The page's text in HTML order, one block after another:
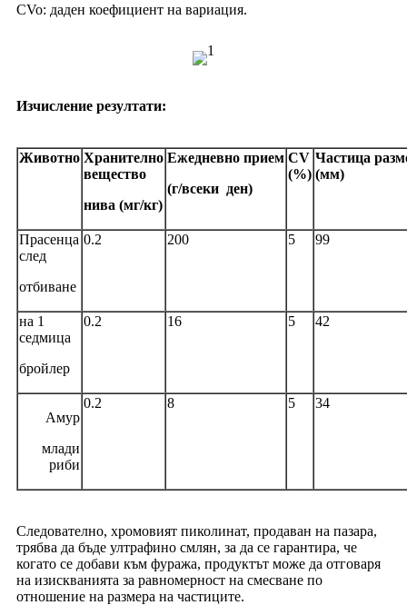
CVo: даден коефициент на вариация.
Изчисление резултати:
Животно Хранително
вещество
нива (мг/кг)
Ежедневно прием
(г/всеки ден)
CV
(%)
Частица
(мм)
Прасенца
след
отбиване
0.2 200 5 99
на 1
седмица
бройлер
0.2 16 5 42
Амур
млади
риби
0.2 8 5 34
Следователно, хромовият пиколинат, продаван на пазара,
трябва да бъде ултрафино смлян, за да се гарантира, че
когато се добави към фуража, продуктът може да отговаря
на изискванията за равномерност на смесване по
отношение на размера на частиците.